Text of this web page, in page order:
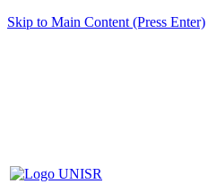
Skip to Main Content (Press Enter)